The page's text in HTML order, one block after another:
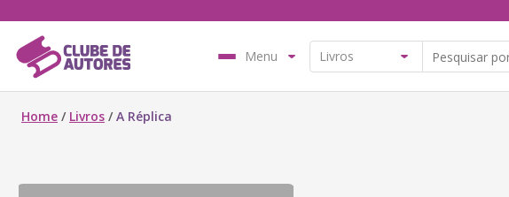
Menu
Home / Livros /A Réplica